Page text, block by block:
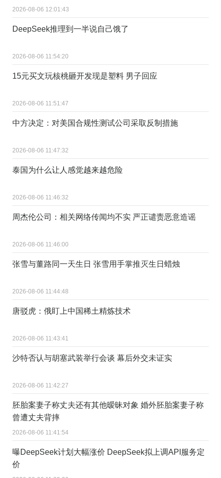
2026-08-06 12:01:43
DeepSeek推理到一半说自己饿了
2026-08-06 11:54:20
15元买文玩核桃砸开发现是塑料 男子回应
2026-08-06 11:51:47
中方决定：对美国合规性测试公司采取反制措施
2026-08-06 11:47:32
泰国为什么让人感觉越来越危险
2026-08-06 11:46:32
周杰伦公司：相关网络传闻均不实 严正谴责恶意造谣
2026-08-06 11:46:00
张雪与董路同一天生日 张雪用手掌推灭生日蜡烛
2026-08-06 11:44:48
唐驳虎：俄盯上中国稀土精炼技术
2026-08-06 11:43:41
沙特否认与胡塞武装举行会谈 幕后外交未证实
2026-08-06 11:42:27
胚胎案妻子称丈夫还有其他暧昧对象 婚外胚胎案妻子称
曾遭丈夫背摔
2026-08-06 11:41:54
曝DeepSeek计划大幅涨价 DeepSeek拟上调API服务定
价